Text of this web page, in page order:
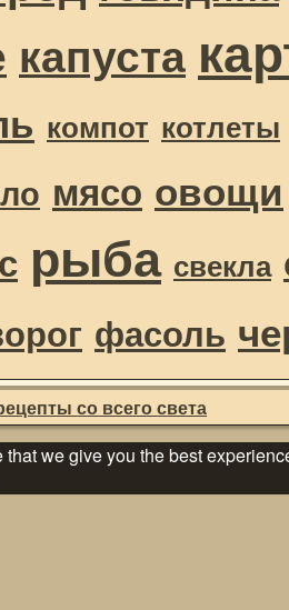
капуста
компот котлеты
мясо овощи
рыба свекла
фасоль
со всего света
we give you the best